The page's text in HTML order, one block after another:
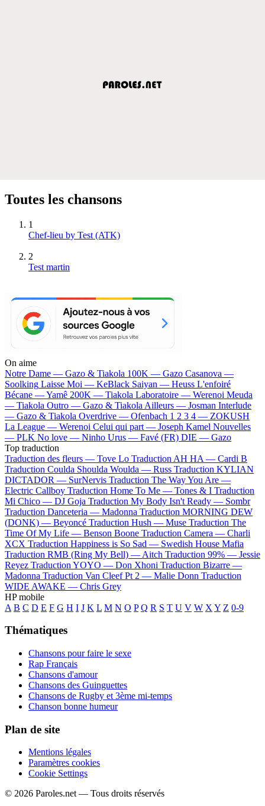
Toutes les chansons
1
Chef-lieu by Test (ATK)
2
Test martin
On aime
Notre Dame — Gazo & Tiakola 100K — Gazo Casanova —
Soolking Laisse Moi — KeBlack Saiyan — Heuss L'enfoiré
Bécane —Yamê 200K — Tiakola Laboratoire — Werenoi Meuda
— Tiakola Outro — Gazo & Tiakola Ailleurs — Josman Interlude
— Gazo & Tiakola Overdrive — Ofenbach 1 2 3 4 — ZOKUSH
La League — Werenoi Celui qui part — Joseph Kamel Nouvelles
— PLK No love — Ninho Urus — Favé (FR) DIE — Gazo
Top traduction
Traduction des fleurs — Tove Lo Traduction AH HA — Cardi B
Traduction Coulda Shoulda Woulda — Russ Traduction KYLIAN
DICTADOR — SurNervis Traduction The Way You Are —
Electric Callboy Traduction Home To Me — Tones & I Traduction
Mi Chico — DJ Goja Traduction My Body Isn't Ready — Sombr
Traduction Danceteria — Madonna Traduction MORNING DEW
(DONK) — Beyoncé Traduction Hush — Muse Traduction The
Time Of My Life — Benson Boone Traduction Camera — Charli
XCX Traduction Happiness is So Sad — Swedish House Mafia
Traduction RMB (Ring My Bell) — Aitch Traduction 99% — Jessie
Reyez Traduction YOYO — Don Xhoni Traduction Bizarre —
Madonna Traduction Van Cleef Pt 2 — Malie Donn Traduction
WIDE AWAKE — Chris Grey
HP mobile
A B C D E F G H I J K L M N O P Q R S T U V W X Y Z 0-9
Thématiques
Chansons pour faire le sexe
Rap Français
Chansons d'amour
Chansons des Guinguettes
Chansons de Rugby et 3ème mi-temps
Chanson bonne humeur
Plan de site
Mentions légales
Paramètres cookies
Cookie Settings
© 2026 Paroles.net — Tous droits réservés